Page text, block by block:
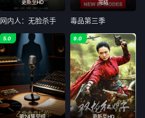
更新至HD
网内人：无脸杀手
完结
毒品第三季
第24集完结
5.0
更新至HD
9.0